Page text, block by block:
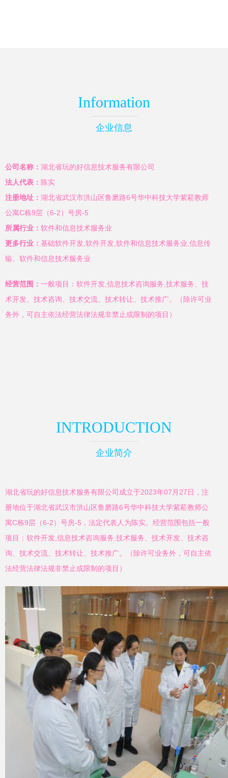
Information
企业信息
公司名称： 湖北省玩的好信息技术服务有限公司
法人代表： 陈实
注册地址： 湖北省武汉市洪山区鲁磨路6号华中科技大学紫菘教师
公寓C栋9层（6-2）号房-5
所属行业： 软件和信息技术服务业
更多行业： 基础软件开发,软件开发,软件和信息技术服务业,信息传
输、软件和信息技术服务业
经营范围： 一般项目：软件开发,信息技术咨询服务,技术服务、技
术开发、技术咨询、技术交流、技术转让、技术推广。（除许可业
务外，可自主依法经营法律法规非禁止或限制的项目）
INTRODUCTION
企业简介
湖北省玩的好信息技术服务有限公司成立于2023年07月27日，注
册地位于湖北省武汉市洪山区鲁磨路6号华中科技大学紫菘教师公
寓C栋9层（6-2）号房-5，法定代表人为陈实。经营范围包括一般
项目：软件开发,信息技术咨询服务,技术服务、技术开发、技术咨
询、技术交流、技术转让、技术推广。（除许可业务外，可自主依
法经营法律法规非禁止或限制的项目）